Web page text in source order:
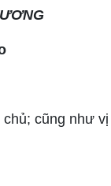
cũng như